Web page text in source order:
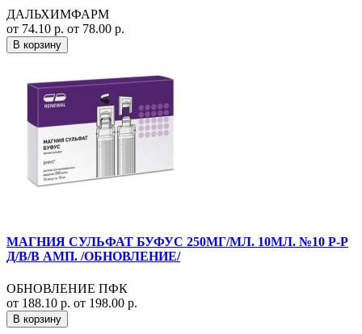
ДАЛЬХИМФАРМ
от 74.10 р. от 78.00 р.
В корзину
МАГНИЯ СУЛЬФАТ БУФУС 250МГ/МЛ. 10МЛ. №10 Р-Р
Д/В/В АМП. /ОБНОВЛЕНИЕ/
ОБНОВЛЕНИЕ ПФК
от 188.10 р. от 198.00 р.
В корзину